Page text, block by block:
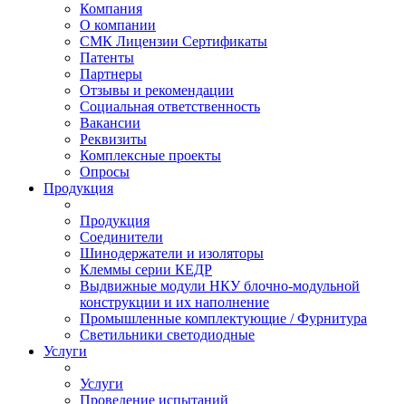
Компания
О компании
СМК Лицензии Сертификаты
Патенты
Партнеры
Отзывы и рекомендации
Социальная ответственность
Вакансии
Реквизиты
Комплексные проекты
Опросы
Продукция
Продукция
Соединители
Шинодержатели и изоляторы
Клеммы серии КЕДР
Выдвижные модули НКУ блочно-модульной
конструкции и их наполнение
Промышленные комплектующие / Фурнитура
Светильники светодиодные
Услуги
Услуги
Проведение испытаний